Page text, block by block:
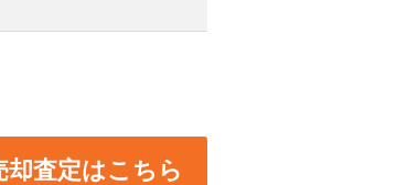
却査定はこちら